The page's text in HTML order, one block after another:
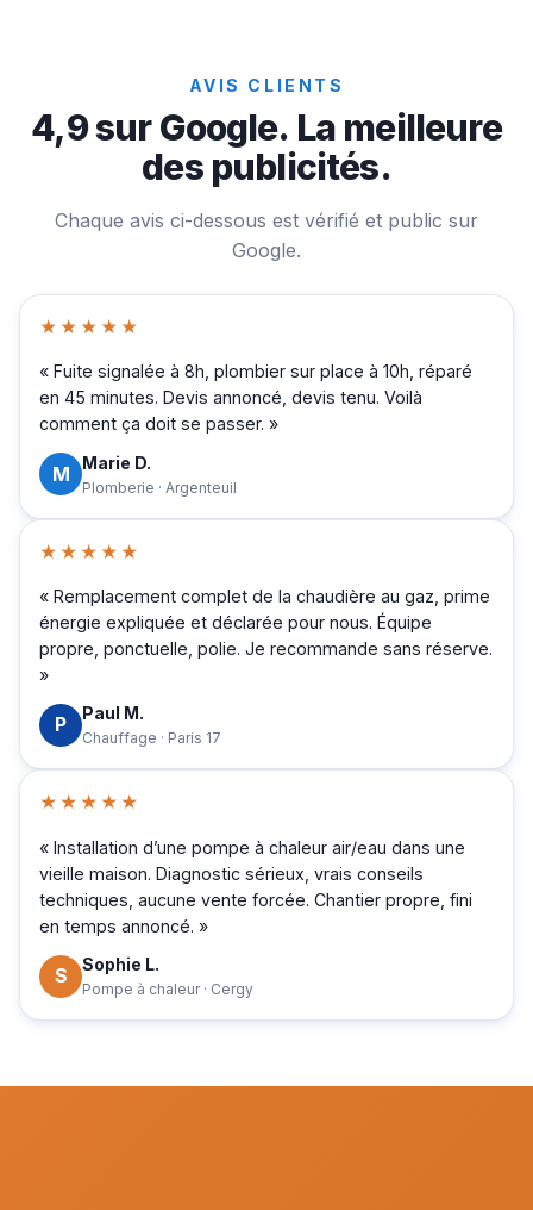
AVIS CLIENTS
4,9 sur Google. La meilleure
des publicités.
Chaque avis ci-dessous est vérifié et public sur
Google.
★★★★★
« Fuite signalée à 8h, plombier sur place à 10h, réparé
en 45 minutes. Devis annoncé, devis tenu. Voilà
comment ça doit se passer. »
M Marie D.
Plomberie · Argenteuil
★★★★★
« Remplacement complet de la chaudière au gaz, prime
énergie expliquée et déclarée pour nous. Équipe
propre, ponctuelle, polie. Je recommande sans réserve.
»
P Paul M.
Chauffage · Paris 17
★★★★★
« Installation d’une pompe à chaleur air/eau dans une
vieille maison. Diagnostic sérieux, vrais conseils
techniques, aucune vente forcée. Chantier propre, fini
en temps annoncé. »
S Sophie L.
Pompe à chaleur · Cergy